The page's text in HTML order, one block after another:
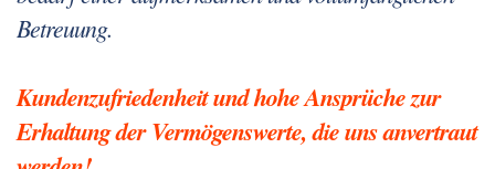
Betreuung.
Kundenzufriedenheit und hohe Ansprüche zur
Erhaltung der Vermögenswerte, die uns anvertraut